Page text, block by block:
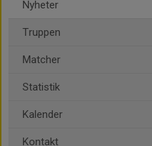
Nyheter
Truppen
Matcher
Statistik
Kalender
Kontakt